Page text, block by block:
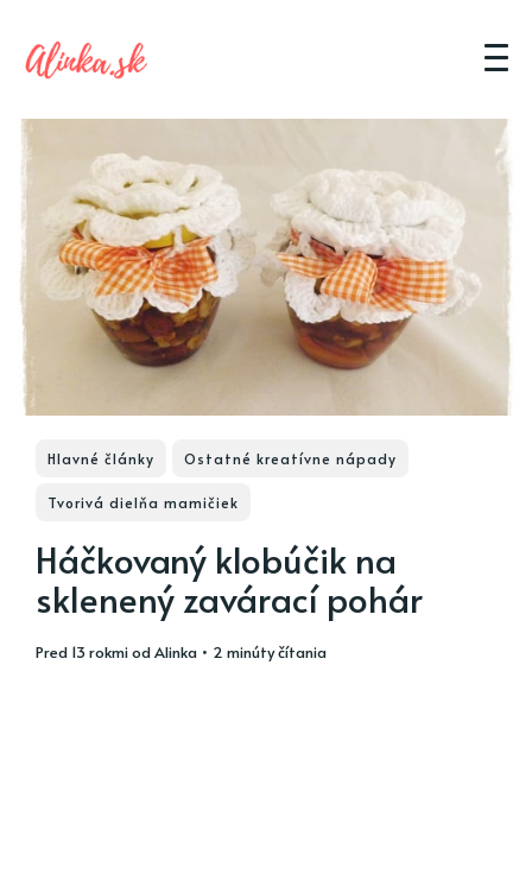
Hlavné články Ostatné kreatívne nápady
Tvorivá dielňa mamičiek
Háčkovaný klobúčik na
sklenený zavárací pohár
pred 13 rokmiodAlinka • 2 minúty čítania